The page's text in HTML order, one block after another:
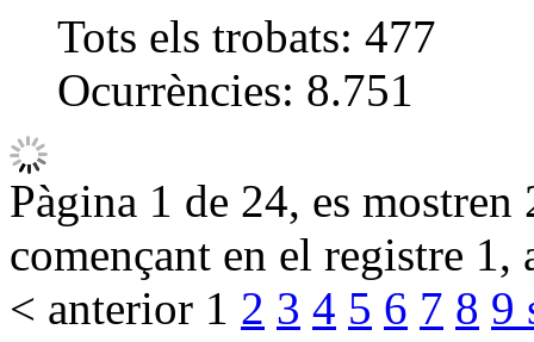
Tots els trobats: 477
Ocurrències: 8.751
Pàgina 1 de 24, es
començant en el registre 1,
< anterior 1 2 3 4 5 6 7 8 9